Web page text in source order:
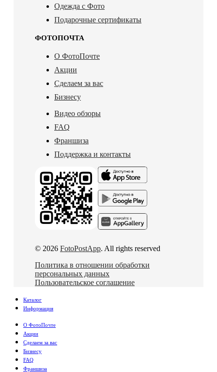
Одежда с Фото
Подарочные сертификаты
ФОТОПОЧТА
О ФотоПочте
Акции
Сделаем за вас
Бизнесу
Видео обзоры
FAQ
Франшиза
Поддержка и контакты
© 2026 FotoPostApp. All rights reserved
Политика в отношении обработки
персональных данных
Пользовательское соглашение
Каталог
Информация
О ФотоПочте
Акции
Сделаем за вас
Бизнесу
FAQ
Франшиза